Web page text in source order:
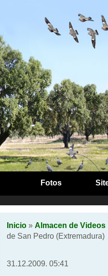
Fotos
Inicio» Almacen de Videos
de San Pedro (Extremadura)
31.12.2009. 05:41